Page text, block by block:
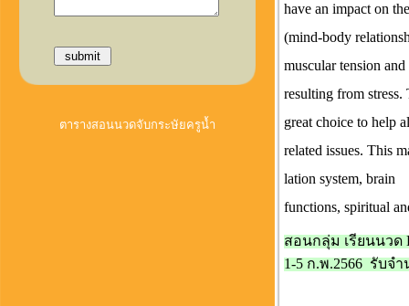
ตารางสอนนวดจับกระษัยครูน้ำ
have an impact on
(mind-body
muscular tension and
resulting from
great choice to help
related issues. This
lation system, brain
functions, spiritual
สอนกลุ่ม เรียนนวด
1-5 ก.พ.2566 รับจ